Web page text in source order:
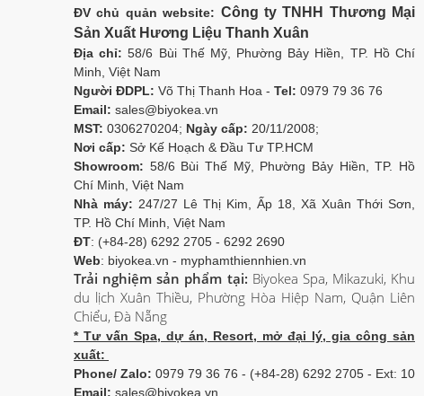
ĐV chủ quản website: Công ty TNHH Thương Mại
Sản Xuất Hương Liệu Thanh Xuân
Địa chỉ:58/6 Bùi Thế Mỹ, Phường Bảy Hiền, TP. Hồ Chí
Minh, Việt Nam
Người ĐDPL: Võ Thị Thanh Hoa - Tel: 0979 79 36 76
Email: sales@biyokea.vn
MST: 0306270204; Ngày cấp: 20/11/2008;
Nơi cấp: Sở Kế Hoạch & Đầu Tư TP.HCM
Showroom: 58/6 Bùi Thế Mỹ, Phường Bảy Hiền, TP. Hồ
Chí Minh, Việt Nam
Nhà máy: 247/27 Lê Thị Kim, Ấp 18, Xã Xuân Thới Sơn,
TP. Hồ Chí Minh, Việt Nam
ĐT: (+84-28) 6292 2705 - 6292 2690
Web: biyokea.vn - myphamthiennhien.vn
Trải nghiệm sản phẩm tại: Biyokea Spa, Mikazuki, Khu
du lịch Xuân Thiều, Phường Hòa Hiệp Nam, Quận Liên
Chiểu, Đà Nẵng
* Tư vấn Spa, dự án, Resort, mở đại lý, gia công sản
xuất:
Phone/ Zalo: 0979 79 36 76 - (+84-28) 6292 2705 - Ext: 10
Email: sales@biyokea.vn